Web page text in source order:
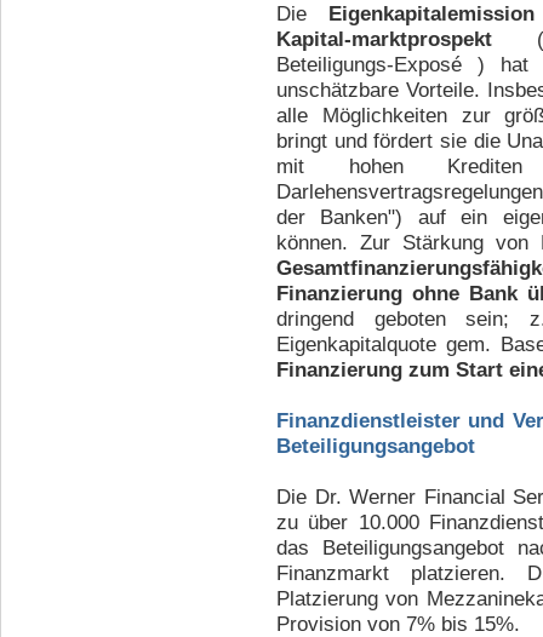
Die
Kapital-marktprospekt (
Beteiligungs-Exposé )
unschätzbare Vorteile.
alle Möglichkeiten zur
bringt und fördert sie die
mit hohen
der Banken") auf ein
können. Zur Stärkung
Finanzierung ohne Bank
dringend geboten sein;
Eigenkapitalquote gem.
Finanzierung zum Start
Finanzdienstleister und
Beteiligungsangebot
Die Dr. Werner Financial
zu über 10.000
das Beteiligungsangebot
Finanzmarkt platzieren.
Platzierung von
Provision von 7% bis 15%.